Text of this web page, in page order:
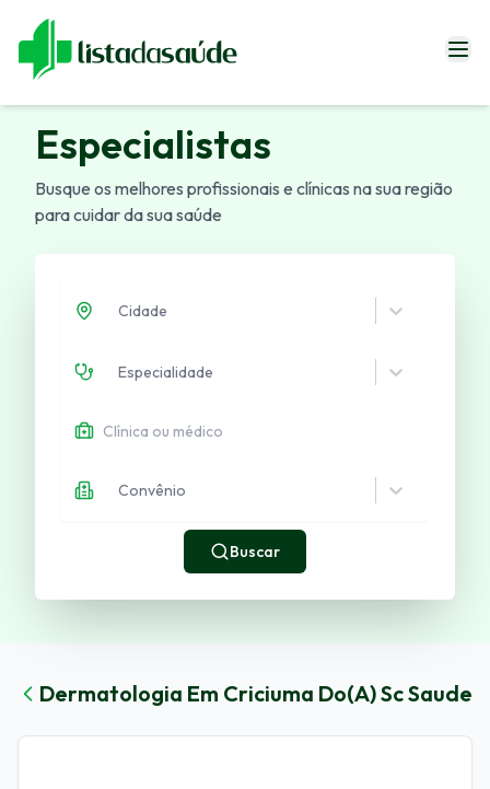
Especialistas
Revistas
Especialistas
Busque os melhores profissionais e clínicas na sua região
para cuidar da sua saúde
Cidade
Especialidade
Convênio
Buscar
Dermatologia Em Criciuma Do(a)Sc Saude